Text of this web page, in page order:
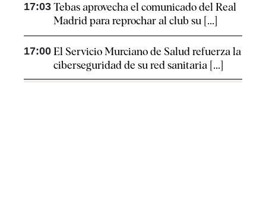
17:03 Tebas aprovecha el comunicado del Real
Madrid para reprochar al club su [...]
17:00 El Servicio Murciano de Salud refuerza la
ciberseguridad de su red sanitaria [...]